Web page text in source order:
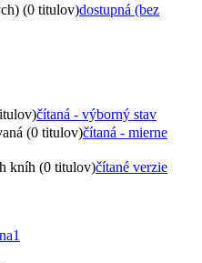
(0 titulov)dostupná (bez
čítaná - výborný stav
(0 titulov)čítaná - mierne
kníh (0 titulov)čítané verzie
1